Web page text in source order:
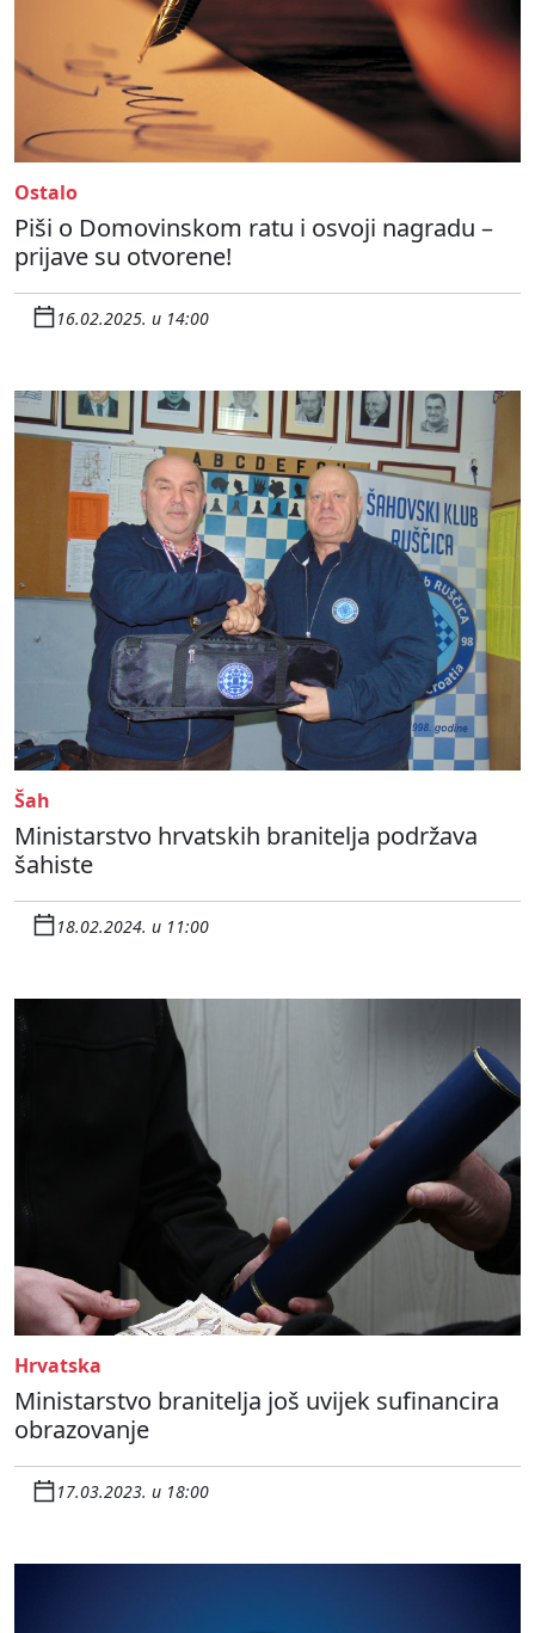
Ostalo
Piši o Domovinskom ratu i osvoji nagradu –
prijave su otvorene!
16.02.2025. u 14:00
Šah
Ministarstvo hrvatskih branitelja podržava
šahiste
18.02.2024. u 11:00
Hrvatska
Ministarstvo branitelja još uvijek sufinancira
obrazovanje
17.03.2023. u 18:00